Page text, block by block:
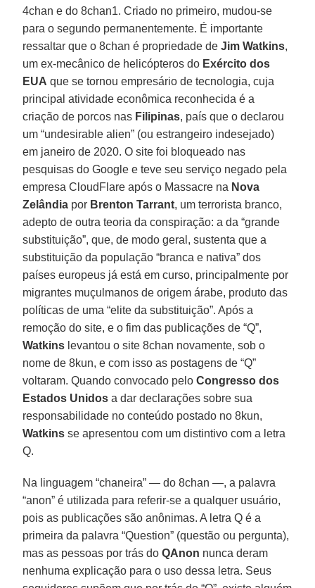
4chan e do 8chan1. Criado no primeiro, mudou-se
para o segundo permanentemente. É importante
ressaltar que o 8chan é propriedade deJim Watkins,
um ex-mecânico de helicópteros do Exército dos
EUA que se tornou empresário de tecnologia, cuja
principal atividade econômica reconhecida é a
criação de porcos nas Filipinas, país que o declarou
um “undesirable alien” (ou estrangeiro indesejado)
em janeiro de 2020. O site foi bloqueado nas
pesquisas do Google e teve seu serviço negado pela
empresa CloudFlare após o Massacre na Nova
Zelândia por Brenton Tarrant, um terrorista branco,
adepto de outra teoria da conspiração: a da “grande
substituição”, que, de modo geral, sustenta que a
substituição da população “branca e nativa” dos
países europeus já está em curso, principalmente por
migrantes muçulmanos de origem árabe, produto das
políticas de uma “elite da substituição”. Após a
remoção do site, e o fim das publicações de “Q”,
Watkins levantou o site 8chan novamente, sob o
nome de 8kun, e com isso as postagens de “Q”
voltaram. Quando convocado peloCongresso dos
Estados Unidos a dar declarações sobre sua
responsabilidade no conteúdo postado no 8kun,
Watkins se apresentou com um distintivo com a letra
Q.
Na linguagem “chaneira” — do 8chan —, a palavra
“anon” é utilizada para referir-se a qualquer usuário,
pois as publicações são anônimas. A letra Q é a
primeira da palavra “Question” (questão ou pergunta),
mas as pessoas por trás doQAnon nunca deram
nenhuma explicação para o uso dessa letra. Seus